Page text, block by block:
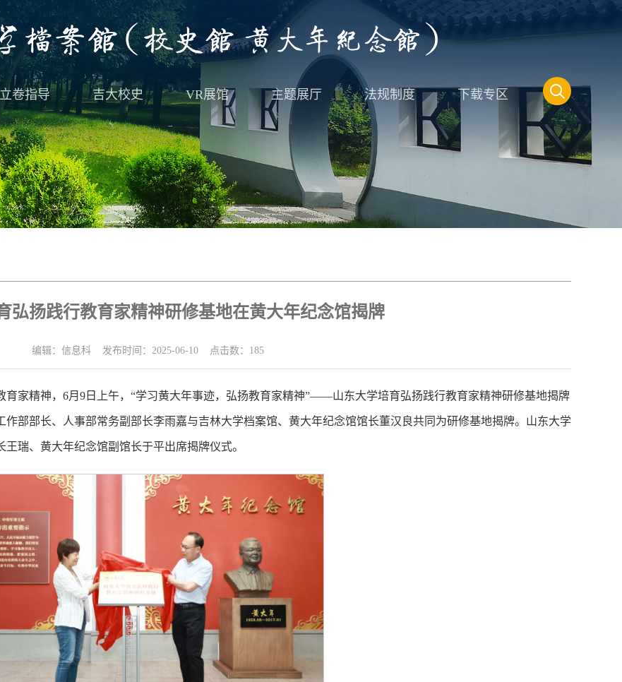
立卷指导 吉大校史 VR展馆 主题展厅 法规制度 下载专区
弘扬践行教育家精神研修基地在黄大年纪念馆揭牌
编辑：信息科 发布时间：2025-06-10 点击数： 185
育家精神，6月9日上午，“学习黄大年事迹，弘扬教育家精神”——山东大学培育弘扬践行教育家精神研修基地揭牌
部部长、人事部常务副部长李雨嘉与吉林大学档案馆、黄大年纪念馆馆长董汉良共同为研修基地揭牌。山东大学
瑞、黄大年纪念馆副馆长于平出席揭牌仪式。